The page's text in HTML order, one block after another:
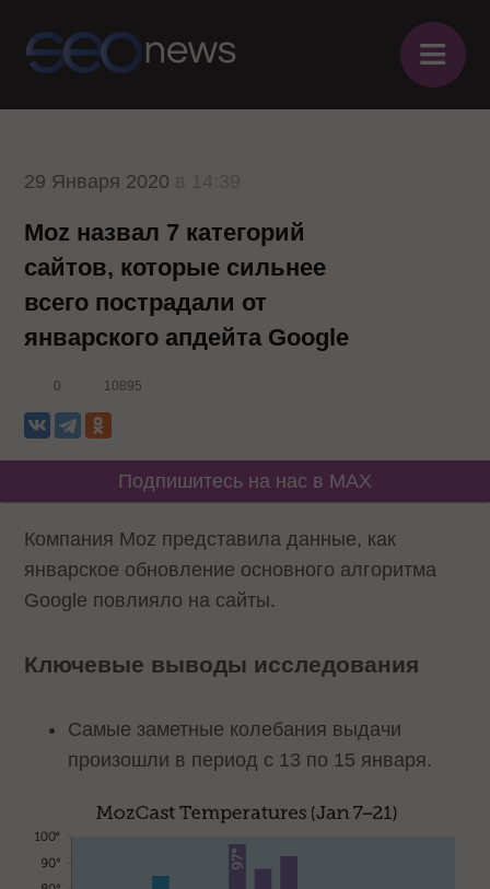
≡
29 Января 2020
Moz назвал 7 категорий
сайтов, которые сильнее
всего пострадали от
январского апдейта Google
0 10895
Подпишитесь на нас в MAX
Компания Moz представила данные, как
январское обновление основного алгоритма
Google повлияло на сайты.
Ключевые выводы исследования
Самые заметные колебания выдачи
произошли в период с 13 по 15 января.